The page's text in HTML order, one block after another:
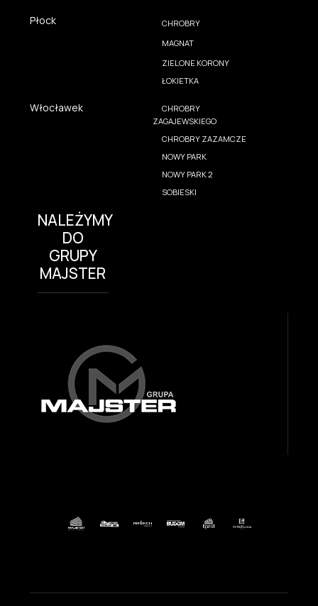
Płock
CHROBRY
MAGNAT
ZIELONE KORONY
ŁOKIETKA
Włocławek
CHROBRY
ZAGAJEWSKIEGO
CHROBRY ZAZAMCZE
NOWY PARK
NOWY PARK 2
SOBIESKI
NALEŻYMY
DO
GRUPY
MAJSTER